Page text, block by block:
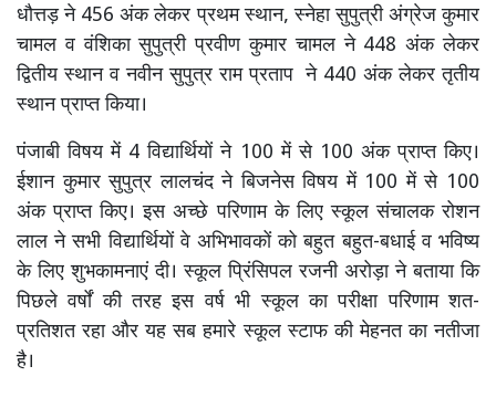
धौत्तड़ ने 456 अंक लेकर प्रथम स्थान, स्नेहा सुपुत्री अंग्रेज कुमार
चामल व वंशिका सुपुत्री प्रवीण कुमार चामल ने 448 अंक लेकर
द्वितीय स्थान व नवीन सुपुत्र राम प्रताप ने 440 अंक लेकर तृतीय
स्थान प्राप्त किया।
पंजाबी विषय में 4 विद्यार्थियों ने 100 में से 100 अंक प्राप्त किए।
ईशान कुमार सुपुत्र लालचंद ने बिजनेस विषय में 100 में से 100
अंक प्राप्त किए। इस अच्छे परिणाम के लिए स्कूल संचालक रोशन
लाल ने सभी विद्यार्थियों वे अभिभावकों को बहुत बहुत-बधाई व भविष्य
के लिए शुभकामनाएं दी। स्कूल प्रिंसिपल रजनी अरोड़ा ने बताया कि
पिछले वर्षों की तरह इस वर्ष भी स्कूल का परीक्षा परिणाम शत-
प्रतिशत रहा और यह सब हमारे स्कूल स्टाफ की मेहनत का नतीजा
है।